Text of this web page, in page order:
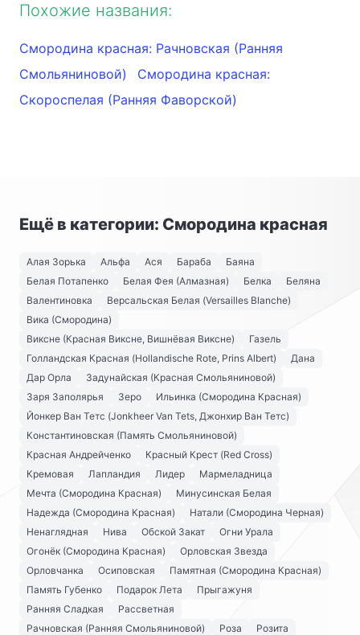
Похожие названия:
Смородина красная: Рачновская (Ранняя
Смольяниновой)
Смородина красная:
Скороспелая (Ранняя Фаворской)
Ещё в категории: Смородина красная
Алая Зорька Альфа Ася Бараба
Баяна
Белая Потапенко
Белая Фея (Алмазная) Белка
Беляна
Валентиновка
Версальская Белая (Versailles Blanche)
Вика (Смородина)
Виксне (Красная Виксне, Вишнёвая Виксне)
Газель
Голландская Красная (Hollandische Rote, Prins Albert)
Дана
Дар Орла
Задунайская (Красная Смольяниновой)
Заря Заполярья
Зеро
Ильинка (Смородина Красная)
Йонкер Ван Тетс (Jonkheer Van Tets, Джонхир Ван Тетс)
Константиновская (Память Смольяниновой)
Красная Андрейченко
Красный Крест (Red Cross)
Кремовая
Лапландия Лидер
Мармеладница
Мечта (Смородина Красная)
Минусинская Белая
Надежда (Смородина Красная)
Натали (Смородина Черная)
Ненаглядная
Нива Обской Закат
Огни Урала
Огонёк (Смородина Красная)
Орловская Звезда
Орловчанка
Осиповская
Памятная (Смородина Красная)
Память Губенко
Подарок Лета
Прыгажуня
Ранняя Сладкая
Рассветная
Рачновская (Ранняя Смольяниновой)
Роза
Розита